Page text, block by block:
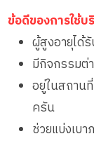
ข้อดีของการใช้
ผู้สูงอายุได้
มีกิจกรรมต่
อยู่ในสถาน
ครัน
ช่วยแบ่งเบ